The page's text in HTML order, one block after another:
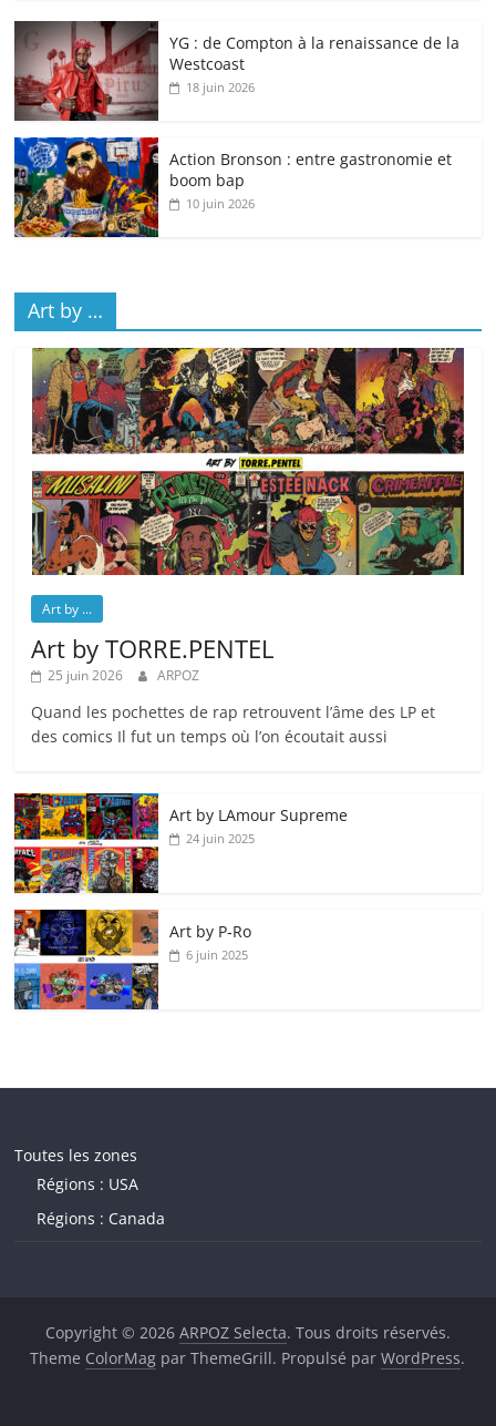
YG : de Compton à la renaissance de la
Westcoast
18 juin 2026
Action Bronson : entre gastronomie et
boom bap
10 juin 2026
Art by …
Art by ...
Art by TORRE.PENTEL
25 juin 2026 ARPOZ
Quand les pochettes de rap retrouvent l’âme des LP et
des comics Il fut un temps où l’on écoutait aussi
Art by LAmour Supreme
24 juin 2025
Art by P‑Ro
6 juin 2025
Toutes les zones
Régions : USA
Régions : Canada
Copyright © 2026 ARPOZ Selecta. Tous droits réservés.
Theme ColorMag par ThemeGrill. Propulsé parWordPress.